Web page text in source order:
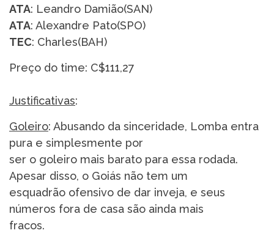
ATA: Leandro Damião(SAN)
ATA: Alexandre Pato(SPO)
TEC: Charles(BAH)
Preço do time: C$111,27
Justificativas:
Goleiro: Abusando da sinceridade, Lomba entra
pura e simplesmente por
ser o goleiro mais barato para essa rodada.
Apesar disso, o Goiás não tem um
esquadrão ofensivo de dar inveja, e seus
números fora de casa são ainda mais
fracos.